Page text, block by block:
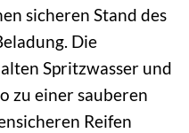
sicheren Stand des
Die
Spritzwasser und
zu einer sauberen
Reifen